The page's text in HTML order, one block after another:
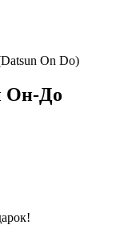
On Do)
Он-До